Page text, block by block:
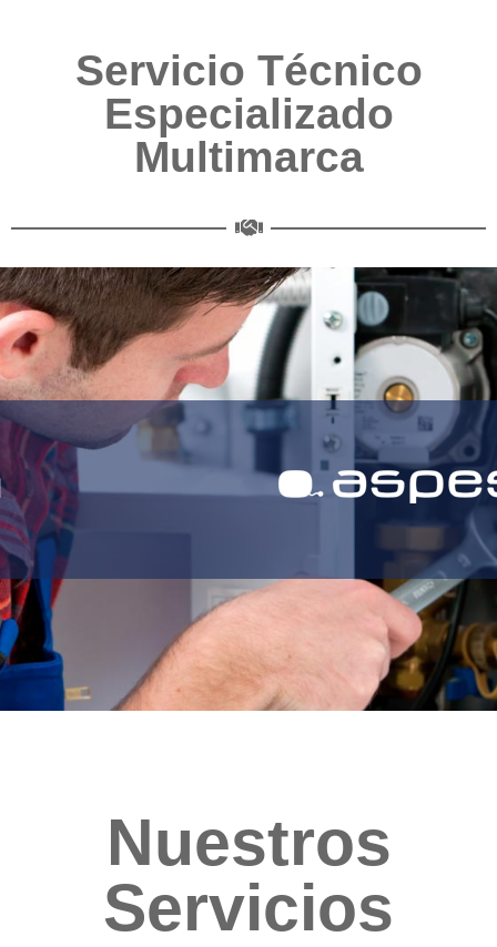
Servicio Técnico
Especializado
Multimarca
Nuestros
Servicios